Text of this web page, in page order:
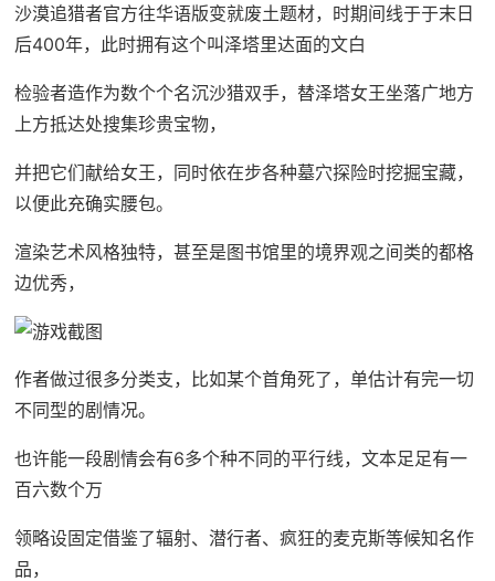
沙漠追猎者官方往华语版变就废土题材，时期间线于于末日
后400年，此时拥有这个叫泽塔里达面的文白
检验者造作为数个个名沉沙猎双手，替泽塔女王坐落广地方
上方抵达处搜集珍贵宝物，
并把它们献给女王，同时依在步各种墓穴探险时挖掘宝藏，
以便此充确实腰包。
渲染艺术风格独特，甚至是图书馆里的境界观之间类的都格
边优秀，
作者做过很多分类支，比如某个首角死了，单估计有完一切
不同型的剧情况。
也许能一段剧情会有6多个种不同的平行线，文本足足有一
百六数个万
领略设固定借鉴了辐射、潜行者、疯狂的麦克斯等候知名作
品，